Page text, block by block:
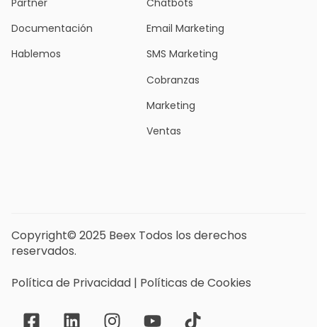
Documentación
Hablemos
Email Marketing
SMS Marketing
Cobranzas
Marketing
Ventas
Copyright© 2025 Beex Todos los derechos
reservados.
Política de Privacidad | Políticas de Cookies